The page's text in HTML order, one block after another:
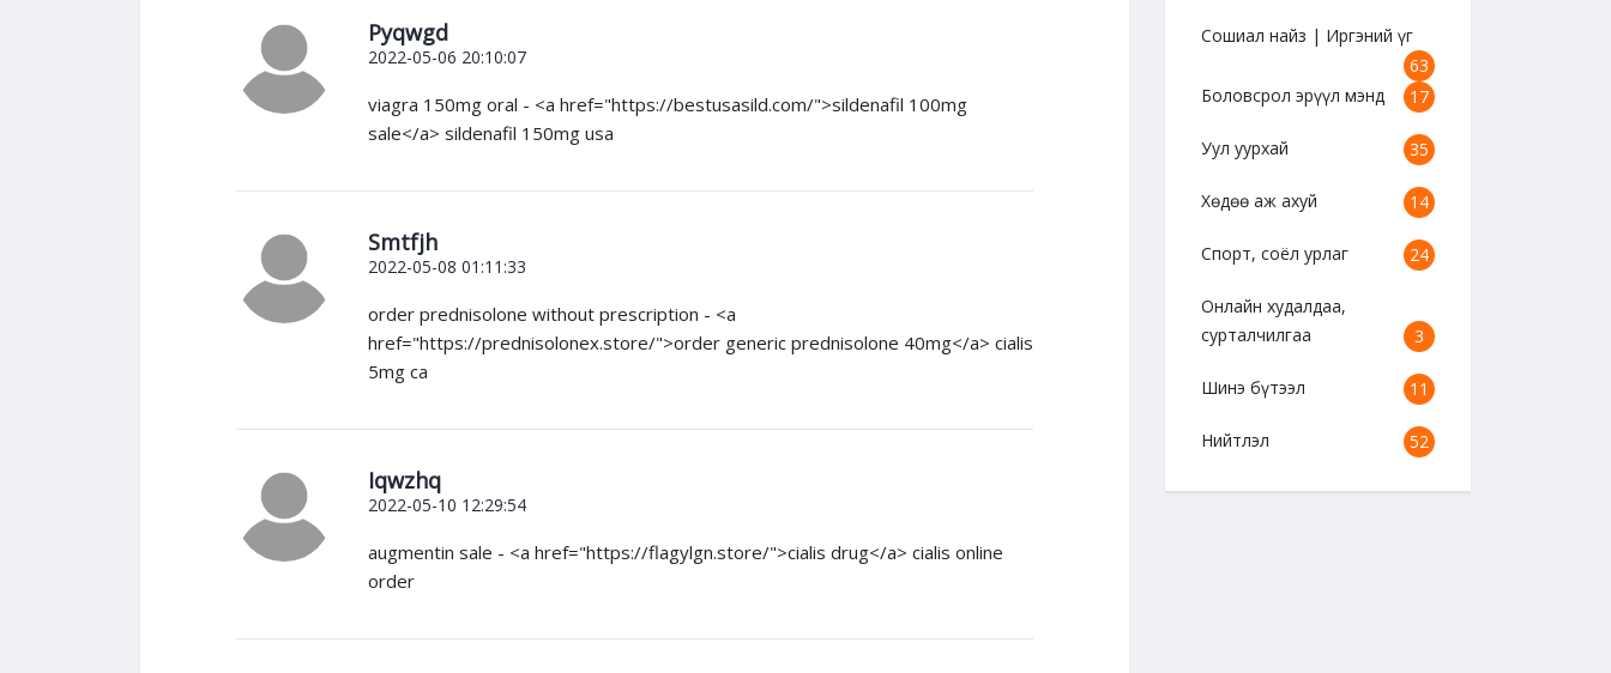
Pyqwgd
2022-05-06 20:10:07
viagra 150mg oral - <a href="https://bestusasild.com/">sildenafil 100mg
sale</a> sildenafil 150mg usa
Smtfjh
2022-05-08 01:11:33
order prednisolone without prescription - <a
href="https://prednisolonex.store/">order generic prednisolone 40mg</a> cialis
5mg ca
Iqwzhq
2022-05-10 12:29:54
augmentin sale - <a href="https://flagylgn.store/">cialis drug</a> cialis online
order
Сошиал найз | Иргэний үг
63
Боловсрол эрүүл мэнд
17
Уул уурхай 35
Хөдөө аж ахуй 14
Спорт, соёл урлаг 24
Онлайн худалдаа,
сурталчилгаа
3
Шинэ бүтээл 11
Нийтлэл 52